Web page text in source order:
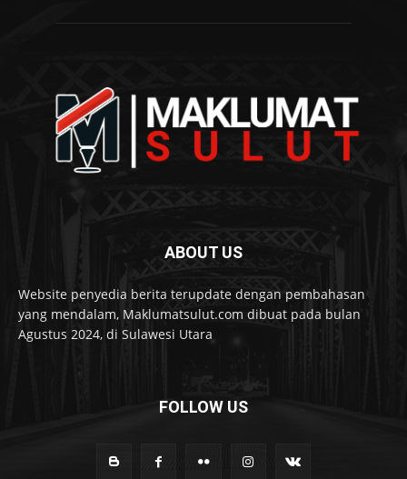
ABOUT US
Website penyedia berita terupdate dengan pembahasan
yang mendalam, Maklumatsulut.com dibuat pada bulan
Agustus 2024, di Sulawesi Utara
FOLLOW US